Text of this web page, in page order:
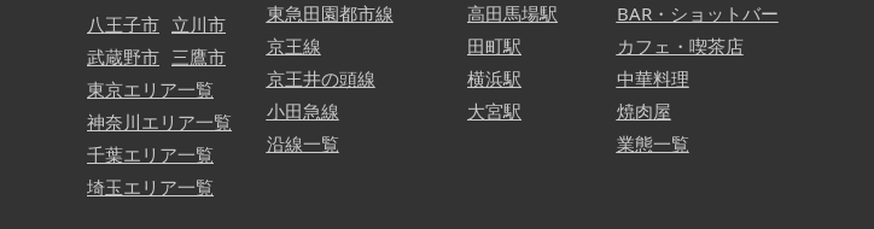
八王子市
武蔵野市
立川市
三鷹市
東京エリア一覧
神奈川エリア一覧
千葉エリア一覧
埼玉エリア一覧
東急田園都市線
京王線
京王井の頭線
小田急線
沿線一覧
高田馬場駅
田町駅
横浜駅
大宮駅
BAR・ショットバー
カフェ・喫茶店
中華料理
焼肉屋
業態一覧